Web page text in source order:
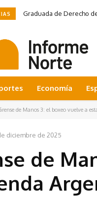
Graduada de Derecho
Economía
de Manos 3: el boxeo vuelve a
diciembre de 2025
de